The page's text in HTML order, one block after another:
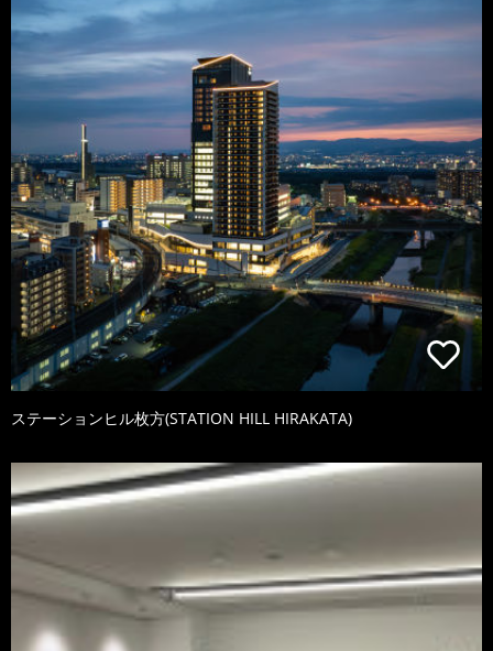
ステーションヒル枚方(STATION HILL HIRAKATA)